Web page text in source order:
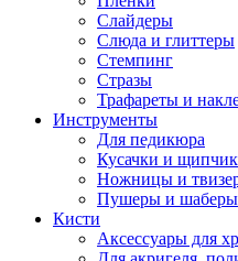
Слайдеры
Слюда и глиттеры
Стемпинг
Стразы
Трафареты и
Инструменты
Для педикюра
Кусачки и
Ножницы и
Пушеры и шаберы
Кисти
Аксессуары для